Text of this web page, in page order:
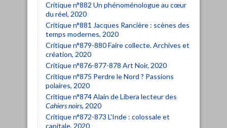
Critique n°882 Un phénoménologue au cœur
du réel, 2020
Critique n°881 Jacques Rancière : scènes des
temps modernes, 2020
Critique n°879-880 Faire collecte. Archives et
création, 2020
Critique n°876-877-878 Art Noir, 2020
Critique n°875 Perdre le Nord ? Passions
polaires, 2020
Critique n°874 Alain de Libera lecteur des
Cahiers noirs, 2020
Critique n°872-873 L'Inde : colossale et
capitale, 2020